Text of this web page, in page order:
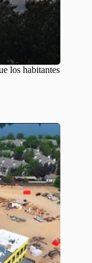
los habitantes